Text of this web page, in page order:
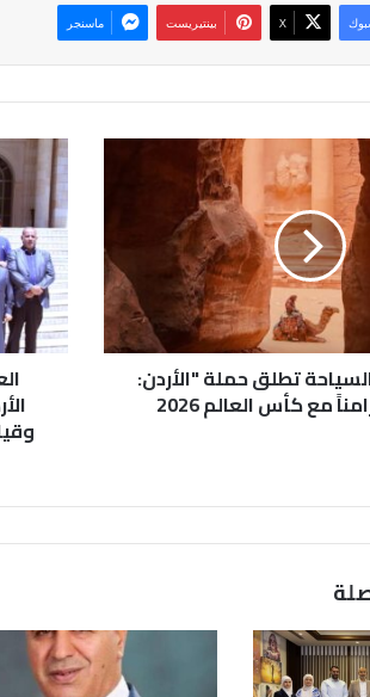
‫X بينتيريست ماسنجر
تطلق حملة "الأردن:
مع كأس العالم 2026
ا
ع
ي
س
و
ي
خ
ل
ئ
ف
ل
ي
ا